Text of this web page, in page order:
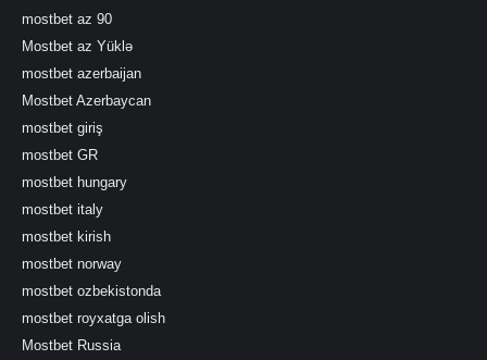
mostbet az 90
Mostbet az Yüklə
mostbet azerbaijan
Mostbet Azerbaycan
mostbet giriş
mostbet GR
mostbet hungary
mostbet italy
mostbet kirish
mostbet norway
mostbet ozbekistonda
mostbet royxatga olish
Mostbet Russia